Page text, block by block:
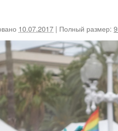
10.07.2017 | Полный размер: